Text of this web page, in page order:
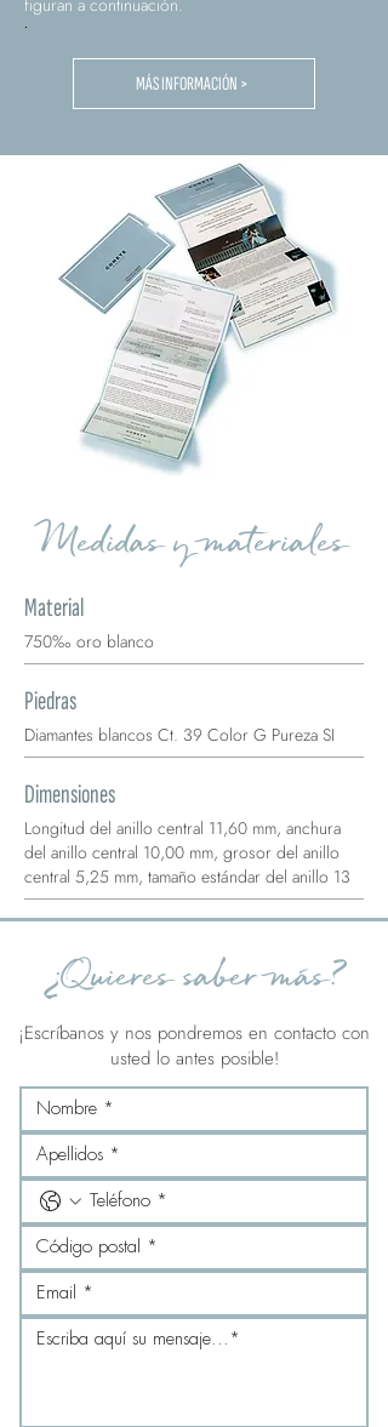
figuran a continuación.
MÁS INFORMACIÓN >
Medidas y materiales
Material
750‰ oro blanco
Piedras
Diamantes blancos Ct. 39 Color G Pureza SI
Dimensiones
Longitud del anillo central 11,60 mm, anchura
del anillo central 10,00 mm, grosor del anillo
central 5,25 mm, tamaño estándar del anillo 13
¿Quieres saber más?
¡Escríbanos y nos pondremos en contacto con
usted lo antes posible!